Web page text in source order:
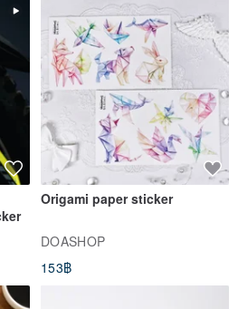
Origami paper sticker
DOASHOP
153฿